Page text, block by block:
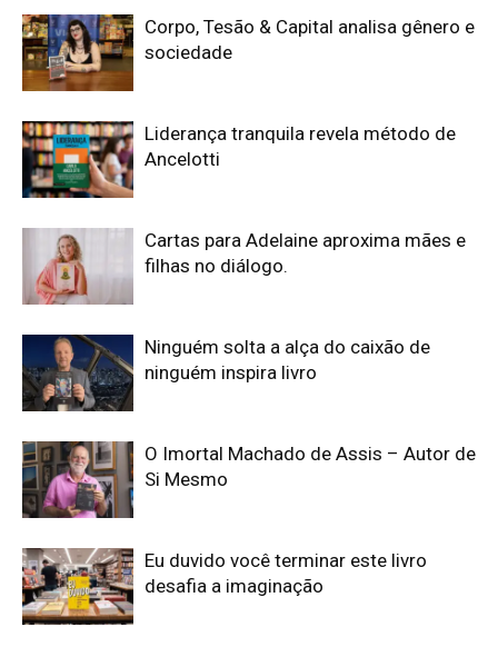
Corpo, Tesão & Capital analisa gênero e
sociedade
Liderança tranquila revela método de
Ancelotti
Cartas para Adelaine aproxima mães e
filhas no diálogo.
Ninguém solta a alça do caixão de
ninguém inspira livro
O Imortal Machado de Assis – Autor de
Si Mesmo
Eu duvido você terminar este livro
desafia a imaginação